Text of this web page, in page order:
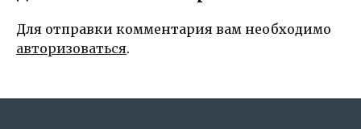
Для отправки комментария вам необходимо
авторизоваться.